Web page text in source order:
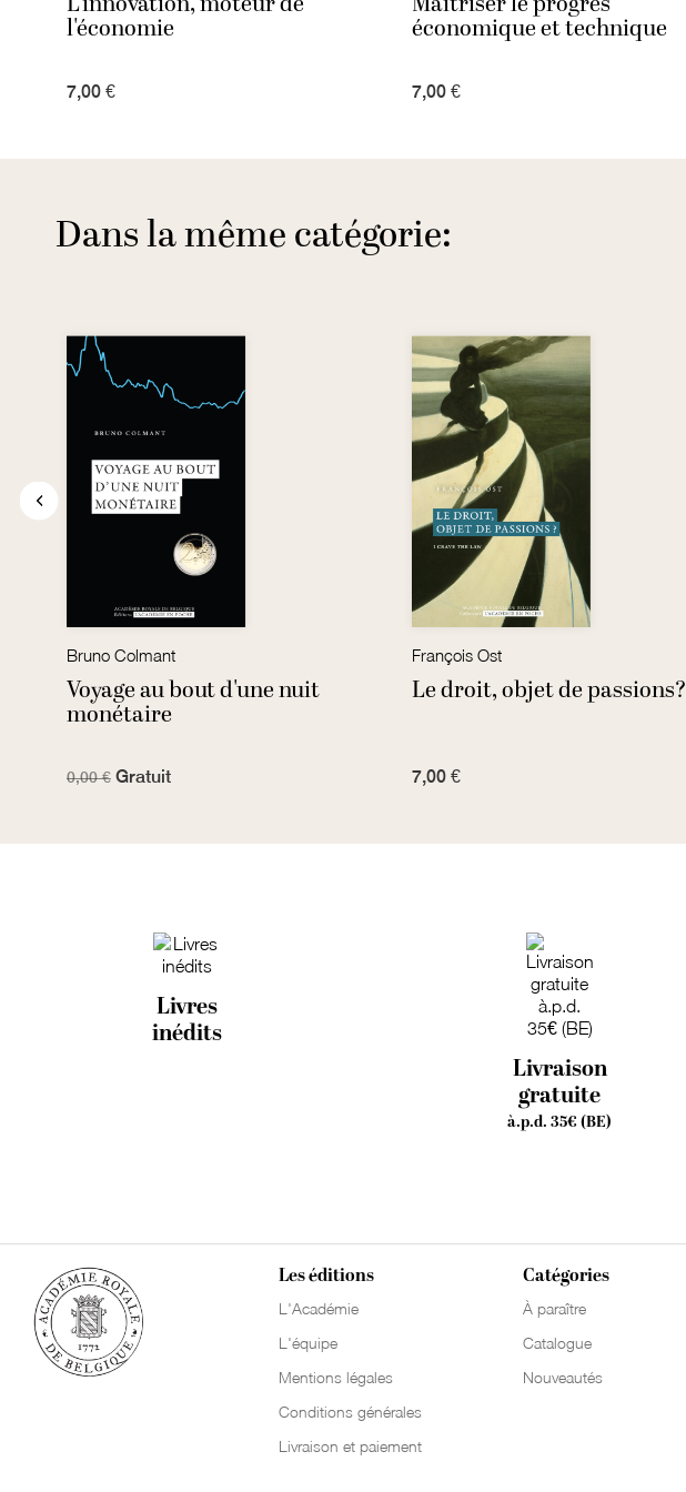
l'économie
7,00 €
économique et technique
7,00 €
Dans la même catégorie:
Bruno Colmant
Voyage au bout d'une nuit
monétaire
0,00 € Gratuit
François Ost
Le droit, objet de passions?
7,00 €
Livres
inédits
Livraison
gratuite
à.p.d. 35€ (BE)
Les éditions
L'Académie
L'équipe
Mentions légales
Conditions générales
Livraison et paiement
Catégories
À paraître
Catalogue
Nouveautés